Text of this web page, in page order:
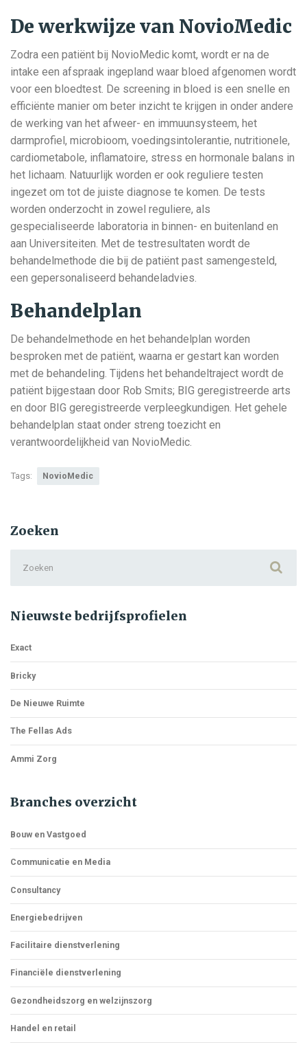
De werkwijze van NovioMedic
Zodra een patiënt bij NovioMedic komt, wordt er na de
intake een afspraak ingepland waar bloed afgenomen wordt
voor een bloedtest. De screening in bloed is een snelle en
efficiënte manier om beter inzicht te krijgen in onder andere
de werking van het afweer- en immuunsysteem, het
darmprofiel, microbioom, voedingsintolerantie, nutritionele,
cardiometabole, inflamatoire, stress en hormonale balans in
het lichaam. Natuurlijk worden er ook reguliere testen
ingezet om tot de juiste diagnose te komen. De tests
worden onderzocht in zowel reguliere, als
gespecialiseerde laboratoria in binnen- en buitenland en
aan Universiteiten. Met de testresultaten wordt de
behandelmethode die bij de patiënt past samengesteld,
een gepersonaliseerd behandeladvies.
Behandelplan
De behandelmethode en het behandelplan worden
besproken met de patiënt, waarna er gestart kan worden
met de behandeling. Tijdens het behandeltraject wordt de
patiënt bijgestaan door Rob Smits; BIG geregistreerde arts
en door BIG geregistreerde verpleegkundigen. Het gehele
behandelplan staat onder streng toezicht en
verantwoordelijkheid van NovioMedic.
Tags: NovioMedic
Zoeken
for:
Nieuwste bedrijfsprofielen
Exact
Bricky
De Nieuwe Ruimte
The Fellas Ads
Ammi Zorg
Branches overzicht
Bouw en Vastgoed
Communicatie en Media
Consultancy
Energiebedrijven
Facilitaire dienstverlening
Financiële dienstverlening
Gezondheidszorg en welzijnszorg
Handel en retail